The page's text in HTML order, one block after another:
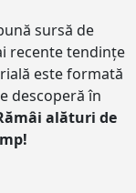
sursă de
recente tendințe
este formată
descoperă în
alături de